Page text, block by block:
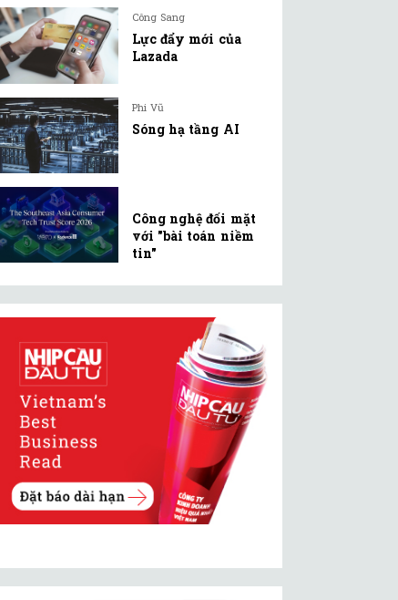
Công Sang
Lực đẩy mới của
Lazada
Phi Vũ
Sóng hạ tầng AI
Công nghệ đối mặt
với "bài toán niềm
tin"